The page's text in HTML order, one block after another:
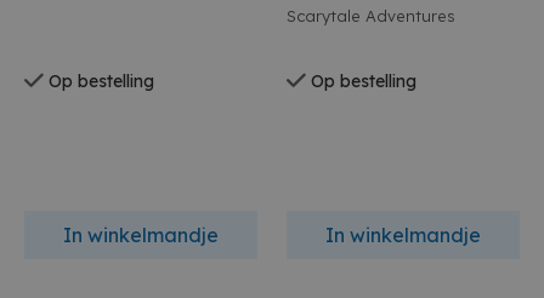
Op bestelling
In winkelmandje
Scarytale Adventures
Op bestelling
In winkelmandje